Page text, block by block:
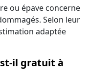
ou épave concerne
Selon leur
adaptée
il gratuit à